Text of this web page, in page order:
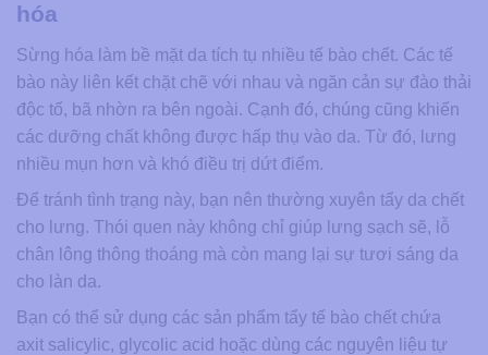
hóa
Sừng hóa làm bề mặt da tích tụ nhiều tế bào chết. Các tế
bào này liên kết chặt chẽ với nhau và ngăn cản sự đào thải
độc tố, bã nhờn ra bên ngoài. Cạnh đó, chúng cũng khiến
các dưỡng chất không được hấp thụ vào da. Từ đó, lưng
nhiều mụn hơn và khó điều trị dứt điểm.
Để tránh tình trạng này, bạn nên thường xuyên tẩy da chết
cho lưng. Thói quen này không chỉ giúp lưng sạch sẽ, lỗ
chân lông thông thoáng mà còn mang lại sự tươi sáng da
cho làn da.
Bạn có thể sử dụng các sản phẩm tẩy tế bào chết chứa
axit salicylic, glycolic acid hoặc dùng các nguyên liệu tự